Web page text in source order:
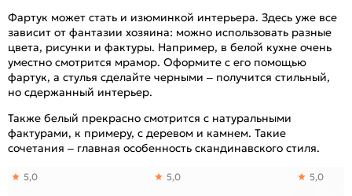
Фартук может стать и изюминкой интерьера. Здесь уже все
зависит от фантазии хозяина: можно использовать разные
цвета, рисунки и фактуры. Например, в белой кухне очень
уместно смотрится мрамор. Оформите с его помощью
фартук, а стулья сделайте черными – получится стильный,
но сдержанный интерьер.
Также белый прекрасно смотрится с натуральными
фактурами, к примеру, с деревом и камнем. Такие
сочетания – главная особенность скандинавского стиля.
5,0 5,0 5,0